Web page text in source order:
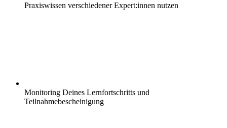
Praxiswissen verschiedener Expert:innen nutzen
Monitoring Deines Lernfortschritts und
Teilnahmebescheinigung